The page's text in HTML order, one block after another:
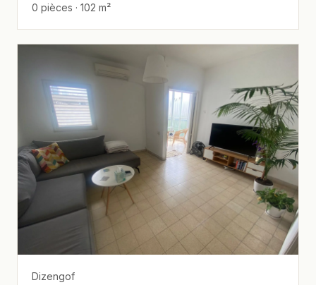
0 pièces · 102 m²
Dizengof